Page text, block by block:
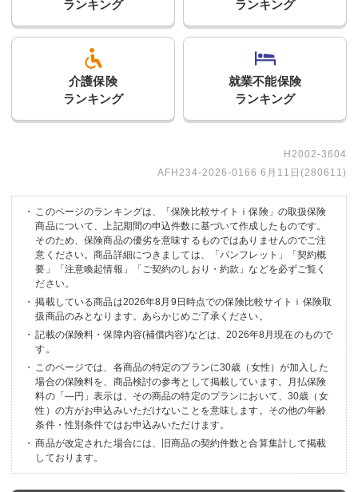
ランキング
ランキング
介護保険
ランキング
就業不能保険
ランキング
H2002-3604
AFH234-2026-0166 6月11日(280611)
このページのランキングは、「保険比較サイトｉ保険」の取扱保険
商品について、上記期間の申込件数に基づいて作成したものです。
そのため、保険商品の優劣を意味するものではありませんのでご注
意ください。商品詳細につきましては、「パンフレット」「契約概
要」「注意喚起情報」「ご契約のしおり・約款」などを必ずご覧く
ださい。
掲載している商品は2026年8月9日時点での保険比較サイトｉ保険取
扱商品のみとなります。あらかじめご了承ください。
記載の保険料・保障内容(補償内容)などは、2026年8月現在のもので
す。
このページでは、各商品の特定のプランに30歳（女性）が加入した
場合の保険料を、商品検討の参考として掲載しています。月払保険
料の「―円」表示は、その商品の特定のプランにおいて、30歳（女
性）の方がお申込みいただけないことを意味します。その他の年齢
条件・性別条件ではお申込みいただけます。
商品が改定された場合には、旧商品の契約件数と合算集計して掲載
しております。